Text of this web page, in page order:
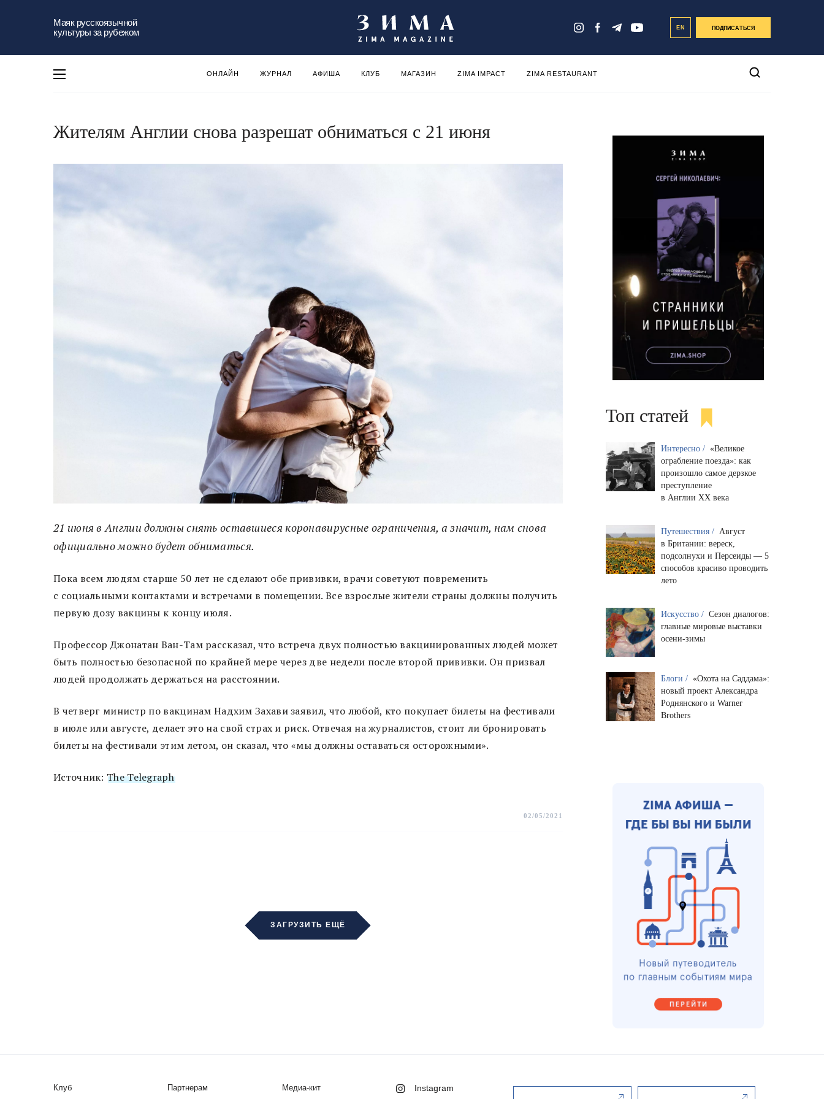
Маяк русскоязычной
культуры за рубежом
EN ПОДПИСАТЬСЯ
ОНЛАЙН ЖУРНАЛ АФИША КЛУБ МАГАЗИН ZIMA IMPACT ZIMA RESTAURANT
Жителям Англии снова разрешат обниматься с 21 июня
21 июня в Англии должны снять оставшиеся коронавирусные ограничения, а значит, нам снова
официально можно будет обниматься.
Пока всем людям старше 50 лет не сделают обе прививки, врачи советуют повременить
с социальными контактами и встречами в помещении. Все взрослые жители страны должны получить
первую дозу вакцины к концу июля.
Профессор Джонатан Ван-Там рассказал, что встреча двух полностью вакцинированных людей может
быть полностью безопасной по крайней мере через две недели после второй прививки. Он призвал
людей продолжать держаться на расстоянии.
В четверг министр по вакцинам Надхим Захави заявил, что любой, кто покупает билеты на фестивали
в июле или августе, делает это на свой страх и риск. Отвечая на журналистов, стоит ли бронировать
билеты на фестивали этим летом, он сказал, что «мы должны оставаться осторожными».
Источник: The Telegraph
02/05/2021
ЗАГРУЗИТЬ ЕЩЁ
Топ статей
Интересно / «Великое
ограбление поезда»: как
произошло самое дерзкое
преступление
в Англии XX века
Путешествия / Август
в Британии: вереск,
подсолнухи и Персеиды — 5
способов красиво проводить
лето
Искусство / Сезон диалогов:
главные мировые выставки
осени-зимы
Блоги / «Охота на Саддама»:
новый проект Александра
Роднянского и Warner
Brothers
Клуб Партнерам Медиа-кит Instagram